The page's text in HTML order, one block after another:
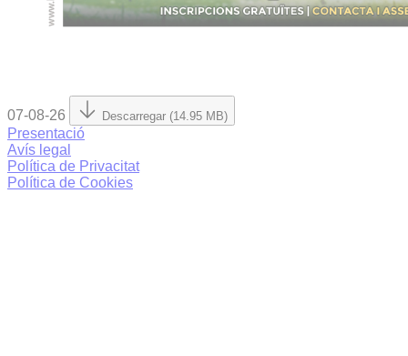
07-08-26 Descarregar (14.95 MB)
Presentació
Avís legal
Política de Privacitat
Política de Cookies